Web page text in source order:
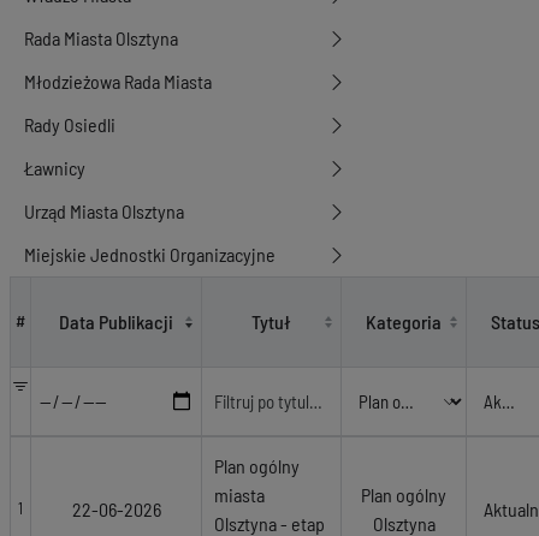
Rada Miasta Olsztyna
Młodzieżowa Rada Miasta
Rady Osiedli
Ławnicy
Urząd Miasta Olsztyna
Miejskie Jednostki Organizacyjne
# Data Publikacji Tytuł Kategoria Status
1 22-06-2026
Plan ogólny
miasta
Olsztyna - etap
Plan ogólny
Olsztyna